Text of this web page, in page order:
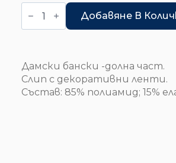
количество
за
слип
Добавяне В
Дамски бански -долна част.
Слип с декоративни ленти.
Състав: 85% полиамид; 15%